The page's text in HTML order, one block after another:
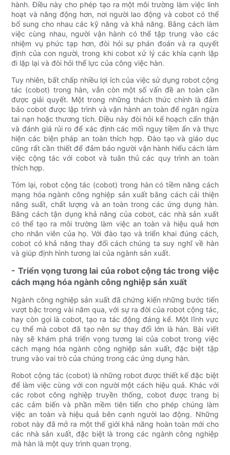
hành. Điều này cho phép tạo ra một môi trường làm việc linh
hoạt và năng động hơn, nơi người lao động và cobot có thể
bổ sung cho nhau các kỹ năng và khả năng. Bằng cách làm
việc cùng nhau, người vận hành có thể tập trung vào các
nhiệm vụ phức tạp hơn, đòi hỏi sự phán đoán và ra quyết
định của con người, trong khi cobot xử lý các khía cạnh lặp
đi lặp lại và đòi hỏi thể lực của công việc hàn.
Tuy nhiên, bất chấp nhiều lợi ích của việc sử dụng robot cộng
tác (cobot) trong hàn, vẫn còn một số vấn đề an toàn cần
được giải quyết. Một trong những thách thức chính là đảm
bảo cobot được lập trình và vận hành an toàn để ngăn ngừa
tai nạn hoặc thương tích. Điều này đòi hỏi kế hoạch cẩn thận
và đánh giá rủi ro để xác định các mối nguy tiềm ẩn và thực
hiện các biện pháp an toàn thích hợp. Đào tạo và giáo dục
cũng rất cần thiết để đảm bảo người vận hành hiểu cách làm
việc cộng tác với cobot và tuân thủ các quy trình an toàn
thích hợp.
Tóm lại, robot cộng tác (cobot) trong hàn có tiềm năng cách
mạng hóa ngành công nghiệp sản xuất bằng cách cải thiện
năng suất, chất lượng và an toàn trong các ứng dụng hàn.
Bằng cách tận dụng khả năng của cobot, các nhà sản xuất
có thể tạo ra môi trường làm việc an toàn và hiệu quả hơn
cho nhân viên của họ. Với đào tạo và triển khai đúng cách,
cobot có khả năng thay đổi cách chúng ta suy nghĩ về hàn
và giúp định hình tương lai của ngành sản xuất.
- Triển vọng tương lai của robot cộng tác trong việc
cách mạng hóa ngành công nghiệp sản xuất
Ngành công nghiệp sản xuất đã chứng kiến ​​những bước tiến
vượt bậc trong vài năm qua, với sự ra đời của robot cộng tác,
hay còn gọi là cobot, tạo ra tác động đáng kể. Một lĩnh vực
cụ thể mà cobot đã tạo nên sự thay đổi lớn là hàn. Bài viết
này sẽ khám phá triển vọng tương lai của cobot trong việc
cách mạng hóa ngành công nghiệp sản xuất, đặc biệt tập
trung vào vai trò của chúng trong các ứng dụng hàn.
Robot cộng tác (cobot) là những robot được thiết kế đặc biệt
để làm việc cùng với con người một cách hiệu quả. Khác với
các robot công nghiệp truyền thống, cobot được trang bị
các cảm biến và phần mềm tiên tiến cho phép chúng làm
việc an toàn và hiệu quả bên cạnh người lao động. Những
robot này đã mở ra một thế giới khả năng hoàn toàn mới cho
các nhà sản xuất, đặc biệt là trong các ngành công nghiệp
mà hàn là một quy trình quan trọng.